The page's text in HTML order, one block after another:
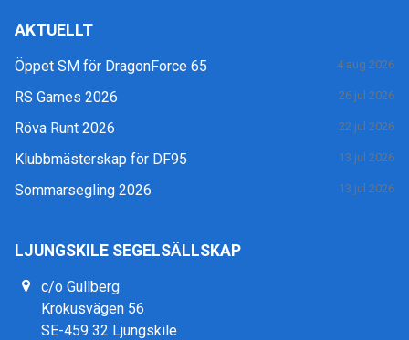
AKTUELLT
Öppet SM för DragonForce 65 4 aug 2026
RS Games 2026 26 jul 2026
Röva Runt 2026 22 jul 2026
Klubbmästerskap för DF95 13 jul 2026
Sommarsegling 2026 13 jul 2026
LJUNGSKILE SEGELSÄLLSKAP
c/o Gullberg
Krokusvägen 56
SE-459 32 Ljungskile